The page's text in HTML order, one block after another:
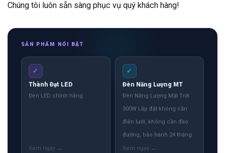
Chúng tôi luôn sẵn sàng phục vụ quý khách hàng!
SẢN PHẨM NỔI BẬT
✓
Thành Đạt LED
Đèn LED chính hãng
✓
Đèn Năng Lượng MT
Đèn Năng Lượng Mặt Trời
300W Lắp đặt không cần
điện lưới, không cần đào
đường, bảo hành 24 tháng.